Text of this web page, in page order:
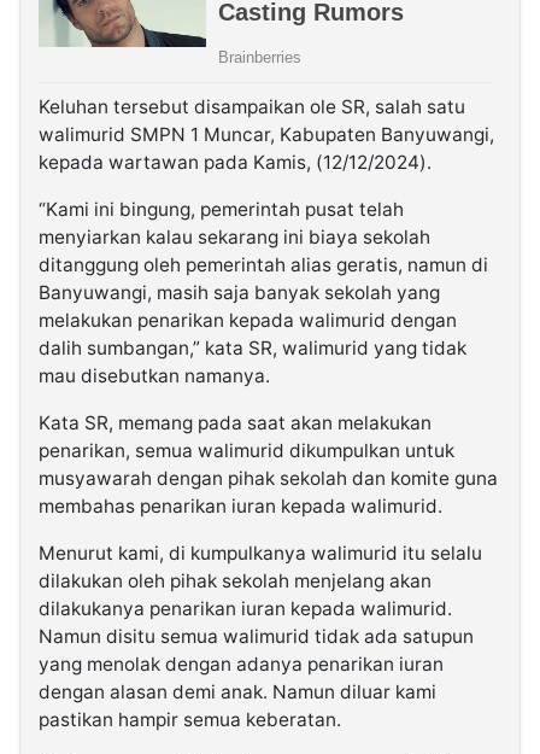
Keluhan tersebut disampaikan ole SR, salah satu
walimurid SMPN 1 Muncar, Kabupaten Banyuwangi,
kepada wartawan pada Kamis, (12/12/2024).
“Kami ini bingung, pemerintah pusat telah
menyiarkan kalau sekarang ini biaya sekolah
ditanggung oleh pemerintah alias geratis, namun di
Banyuwangi, masih saja banyak sekolah yang
melakukan penarikan kepada walimurid dengan
dalih sumbangan,” kata SR, walimurid yang tidak
mau disebutkan namanya.
Kata SR, memang pada saat akan melakukan
penarikan, semua walimurid dikumpulkan untuk
musyawarah dengan pihak sekolah dan komite guna
membahas penarikan iuran kepada walimurid.
Menurut kami, di kumpulkanya walimurid itu selalu
dilakukan oleh pihak sekolah menjelang akan
dilakukanya penarikan iuran kepada walimurid.
Namun disitu semua walimurid tidak ada satupun
yang menolak dengan adanya penarikan iuran
dengan alasan demi anak. Namun diluar kami
pastikan hampir semua keberatan.